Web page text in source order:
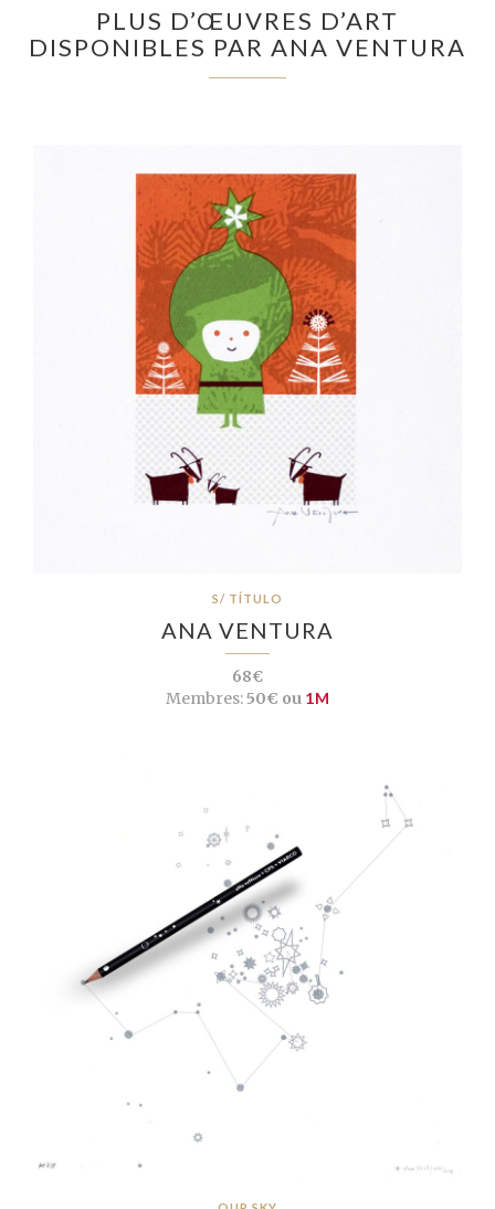
PLUS D’ŒUVRES D’ART
DISPONIBLES PAR ANA VENTURA
S/ TÍTULO
ANA VENTURA
68€
Membres:50€ ou 1M